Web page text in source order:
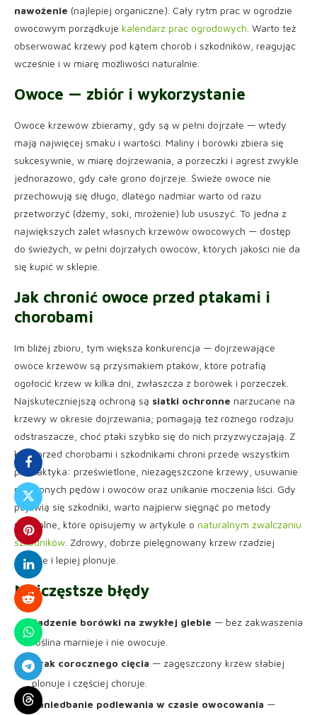
nawożenie (najlepiej organiczne). Cały rytm prac w ogrodzie
owocowym porządkuje kalendarz prac ogrodowych . Warto też
obserwować krzewy pod kątem chorób i szkodników, reagując
wcześnie i w miarę możliwości naturalnie.
Owoce — zbiór i wykorzystanie
Owoce krzewów zbieramy, gdy są w pełni dojrzałe — wtedy
mają najwięcej smaku i wartości. Maliny i borówki zbiera się
sukcesywnie, w miarę dojrzewania, a porzeczki i agrest zwykle
jednorazowo, gdy całe grono dojrzeje. Świeże owoce nie
przechowują się długo, dlatego nadmiar warto od razu
przetworzyć (dżemy, soki, mrożenie) lub ususzyć. To jedna z
największych zalet własnych krzewów owocowych — dostęp
do świeżych, w pełni dojrzałych owoców, których jakości nie da
się kupić w sklepie.
Jak chronić owoce przed ptakami i
chorobami
Im bliżej zbioru, tym większa konkurencja — dojrzewające
owoce krzewów są przysmakiem ptaków, które potrafią
ogołocić krzew w kilka dni, zwłaszcza z borówek i porzeczek.
Najskuteczniejszą ochroną są siatki ochronne narzucane na
krzewy w okresie dojrzewania; pomagają też różnego rodzaju
odstraszacze, choć ptaki szybko się do nich przyzwyczajają. Z
kolei przed chorobami i szkodnikami chroni przede wszystkim
profilaktyka: prześwietlone, niezagęszczone krzewy, usuwanie
porażonych pędów i owoców oraz unikanie moczenia liści. Gdy
pojawią się szkodniki, warto najpierw sięgnąć po metody
naturalne, które opisujemy w artykule o naturalnym zwalczaniu
szkodników . Zdrowy, dobrze pielęgnowany krzew rzadziej
choruje i lepiej plonuje.
Najczęstsze błędy
Sadzenie borówki na zwykłej glebie — bez zakwaszenia
roślina marnieje i nie owocuje.
Brak corocznego cięcia — zagęszczony krzew słabiej
plonuje i częściej choruje.
Zaniedbanie podlewania w czasie owocowania —